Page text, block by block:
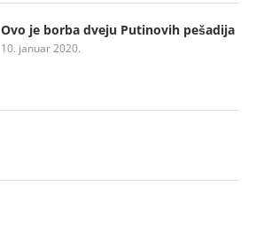
Ovo je borba dveju Putinovih pešadija
10. januar 2020.